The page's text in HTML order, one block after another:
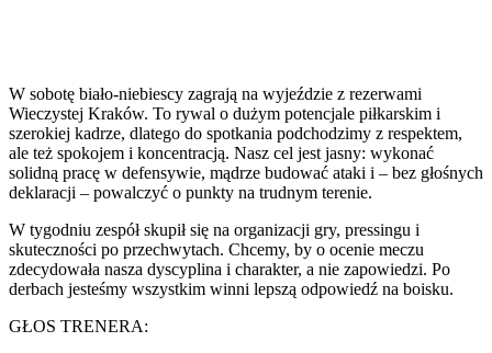
W sobotę biało-niebiescy zagrają na wyjeździe z rezerwami
Wieczystej Kraków. To rywal o dużym potencjale piłkarskim i
szerokiej kadrze, dlatego do spotkania podchodzimy z respektem,
ale też spokojem i koncentracją. Nasz cel jest jasny: wykonać
solidną pracę w defensywie, mądrze budować ataki i – bez głośnych
deklaracji – powalczyć o punkty na trudnym terenie.
W tygodniu zespół skupił się na organizacji gry, pressingu i
skuteczności po przechwytach. Chcemy, by o ocenie meczu
zdecydowała nasza dyscyplina i charakter, a nie zapowiedzi. Po
derbach jesteśmy wszystkim winni lepszą odpowiedź na boisku.
GŁOS TRENERA: